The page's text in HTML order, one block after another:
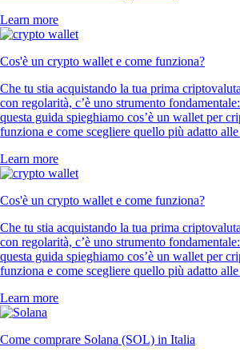
Learn more
Cos'è un crypto wallet e come funziona?
Che tu stia acquistando la tua prima
con regolarità, c’è uno strumento
questa guida spieghiamo cos’è un wallet per
funziona e come scegliere quello più adatto alle
Learn more
Cos'è un crypto wallet e come funziona?
Che tu stia acquistando la tua prima
con regolarità, c’è uno strumento
questa guida spieghiamo cos’è un wallet per
funziona e come scegliere quello più adatto alle
Learn more
Come comprare Solana (SOL) in Italia